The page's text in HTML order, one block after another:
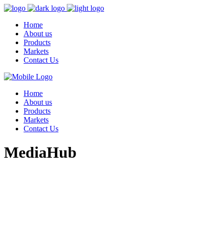
Home
About us
Products
Markets
Contact Us
Home
About us
Products
Markets
Contact Us
MediaHub